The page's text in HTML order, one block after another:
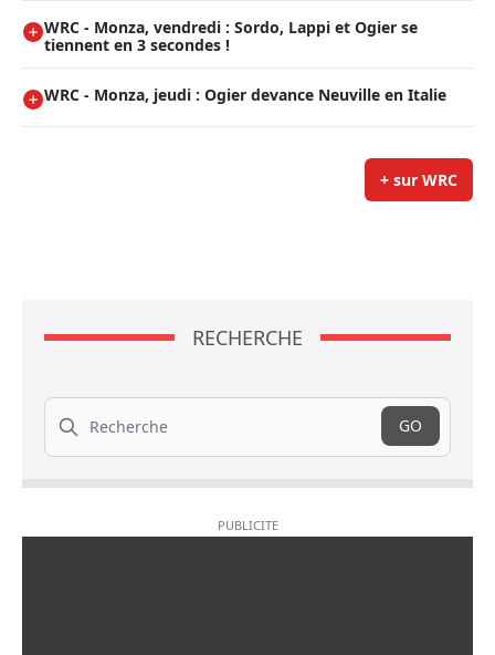
WRC - Monza, vendredi : Sordo, Lappi et Ogier se
tiennent en 3 secondes !
WRC - Monza, jeudi : Ogier devance Neuville en Italie
+ sur WRC
RECHERCHE
Recherche
GO